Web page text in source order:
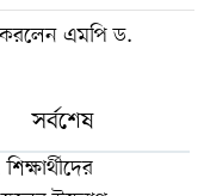
করলেন এমপি ড.
সর্বশেষ